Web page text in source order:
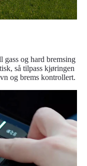
og hard bremsing
så tilpass kjøringen
og brems kontrollert.